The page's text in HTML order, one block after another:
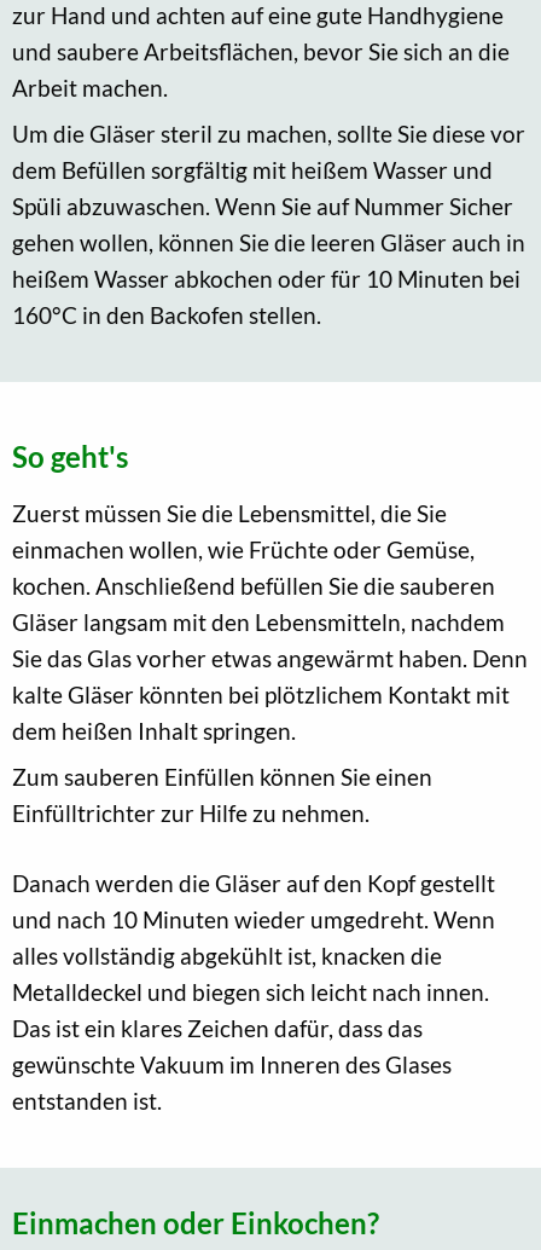
zur Hand und achten auf eine gute Handhygiene
und saubere Arbeitsflächen, bevor Sie sich an die
Arbeit machen.
Um die Gläser steril zu machen, sollte Sie diese vor
dem Befüllen sorgfältig mit heißem Wasser und
Spüli abzuwaschen. Wenn Sie auf Nummer Sicher
gehen wollen, können Sie die leeren Gläser auch in
heißem Wasser abkochen oder für 10 Minuten bei
160°C in den Backofen stellen.
So geht's
Zuerst müssen Sie die Lebensmittel, die Sie
einmachen wollen, wie Früchte oder Gemüse,
kochen. Anschließend befüllen Sie die sauberen
Gläser langsam mit den Lebensmitteln, nachdem
Sie das Glas vorher etwas angewärmt haben. Denn
kalte Gläser könnten bei plötzlichem Kontakt mit
dem heißen Inhalt springen.
Zum sauberen Einfüllen können Sie einen
Einfülltrichter zur Hilfe zu nehmen.
Danach werden die Gläser auf den Kopf gestellt
und nach 10 Minuten wieder umgedreht. Wenn
alles vollständig abgekühlt ist, knacken die
Metalldeckel und biegen sich leicht nach innen.
Das ist ein klares Zeichen dafür, dass das
gewünschte Vakuum im Inneren des Glases
entstanden ist.
Einmachen oder Einkochen?